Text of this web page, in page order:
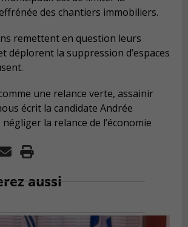
des chantiers immobiliers.
remettent en question leurs
déplorent la suppression d’espaces
une relance verte, assainir
écrit la candidate Andrée
la relance de l’économie
aussi